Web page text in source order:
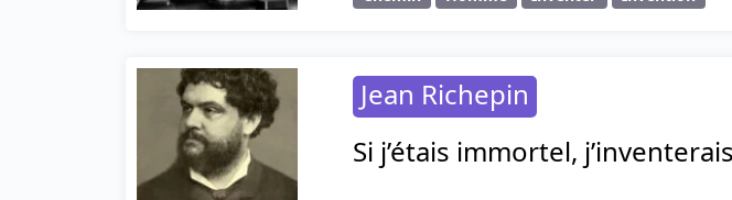
Jean Richepin
Si j’étais immortel,